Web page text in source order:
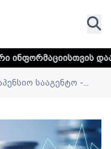
დააკლიკეთ ლინკს
სააგენტო -...